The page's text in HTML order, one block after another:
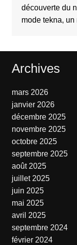
découverte du
mode tekna,
Archives
mars 2026
janvier 2026
décembre 2025
novembre 2025
octobre 2025
septembre 2025
août 2025
juillet 2025
juin 2025
mai 2025
avril 2025
septembre 2024
février 2024